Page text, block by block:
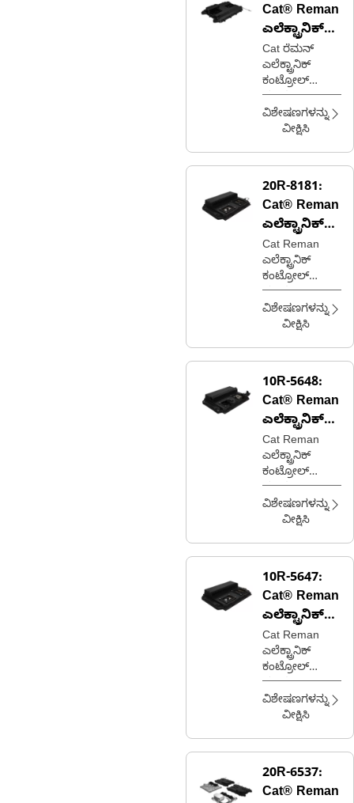
Cat® Reman
ಎಲೆಕ್ಟ್ರಾನಿಕ್
ಕಂಟ್ರೋಲ್
ಮಾಡ್ಯೂಲ್
(ECM)
Cat ರೆಮನ್
ಎಲೆಕ್ಟ್ರಾನಿಕ್
ಕಂಟ್ರೋಲ್
ಮಾಡ್ಯೂಲ್
(ECM) (A3-16)
(8 KHz) (Gas)
ವಿಶೇಷಣಗಳನ್ನು
ವೀಕ್ಷಿಸಿ
20R-8181:
Cat® Reman
ಎಲೆಕ್ಟ್ರಾನಿಕ್
ಕಂಟ್ರೋಲ್
ಮಾಡ್ಯೂಲ್
(ECM)
Cat Reman
ಎಲೆಕ್ಟ್ರಾನಿಕ್
ಕಂಟ್ರೋಲ್
ಮಾಡ್ಯೂಲ್
(ECM)
(A4E4V2)
ವಿಶೇಷಣಗಳನ್ನು
ವೀಕ್ಷಿಸಿ
10R-5648:
Cat® Reman
ಎಲೆಕ್ಟ್ರಾನಿಕ್
ಕಂಟ್ರೋಲ್
ಮಾಡ್ಯೂಲ್
(ECM)
Cat Reman
ಎಲೆಕ್ಟ್ರಾನಿಕ್
ಕಂಟ್ರೋಲ್
ಮಾಡ್ಯೂಲ್
(ECM)
(A4E4V2)
ವಿಶೇಷಣಗಳನ್ನು
ವೀಕ್ಷಿಸಿ
10R-5647:
Cat® Reman
ಎಲೆಕ್ಟ್ರಾನಿಕ್
ಕಂಟ್ರೋಲ್
ಮಾಡ್ಯೂಲ್
(ECM)
Cat Reman
ಎಲೆಕ್ಟ್ರಾನಿಕ್
ಕಂಟ್ರೋಲ್
ಮಾಡ್ಯೂಲ್
(ECM)
(A4E4V2)
ವಿಶೇಷಣಗಳನ್ನು
ವೀಕ್ಷಿಸಿ
20R-6537:
Cat® Reman